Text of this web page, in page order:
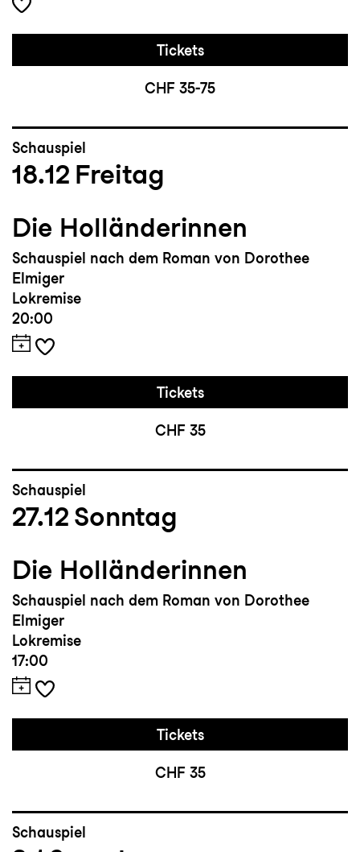
Tickets
CHF 35-75
Schauspiel
18.12 Freitag
Die Holländerinnen
Schauspiel nach dem Roman von Dorothee
Elmiger
Lokremise
20:00
Tickets
CHF 35
Schauspiel
27.12 Sonntag
Die Holländerinnen
Schauspiel nach dem Roman von Dorothee
Elmiger
Lokremise
17:00
Tickets
CHF 35
Schauspiel